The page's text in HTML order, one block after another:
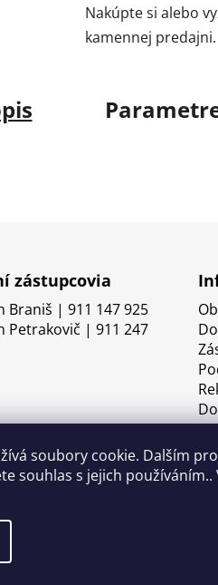
soubory cookie. Dalším
souhlas s jejich používáním..
Nakúpte si alebo
kamennej predajni.
zástupcovia
Braniš | 911 147 925
Petrakovič | 911 247